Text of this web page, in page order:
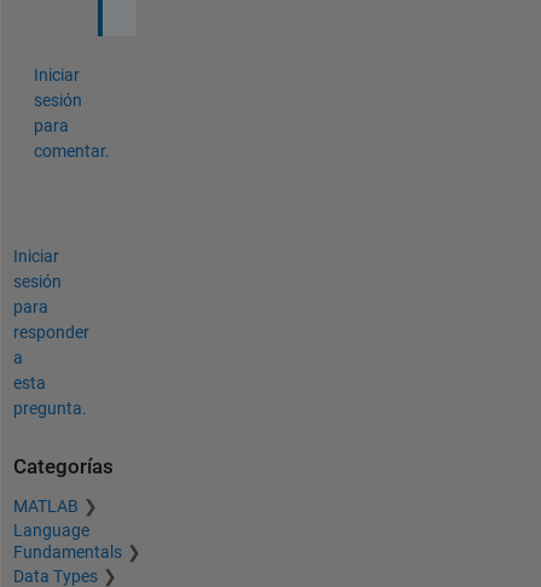
Iniciar
sesión
para
comentar.
Iniciar
sesión
para
responder
a
esta
pregunta.
Categorías
MATLAB
Language
Fundamentals
Data Types